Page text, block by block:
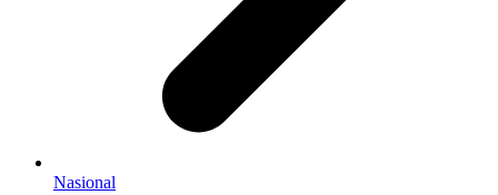
Nasional